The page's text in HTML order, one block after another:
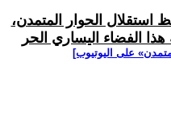
استقلال الحوار المتمدن،
الفضاء اليساري الحر
على اليوتيوب]